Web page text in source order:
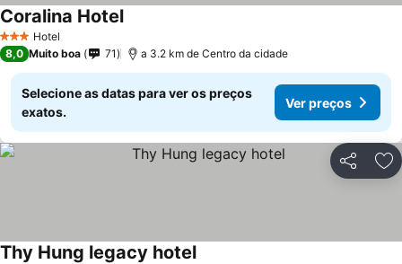
3 EstrelasHotel
Coralina Hotel
8,0 Muito boa 71 a 3.2 km de Centro da cidade
Selecione as datas para ver os preços
exatos.
Ver preços
Partilhar
Thy Hung legacy hotel